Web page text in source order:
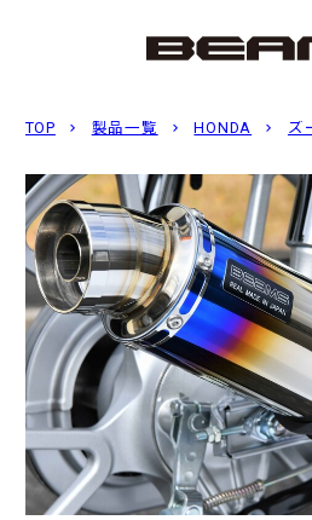
TOP 製品一覧 HONDA ズ